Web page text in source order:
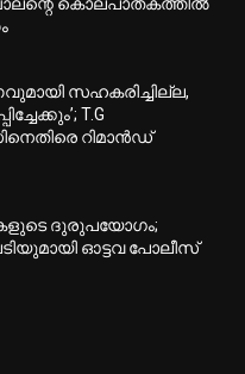
കൊലപാതകത്തിൽ
സഹകരിച്ചില്ല,
T.G
റിമാൻഡ്
ദുരുപയോഗം;
ഓട്ടവ പോലീസ്